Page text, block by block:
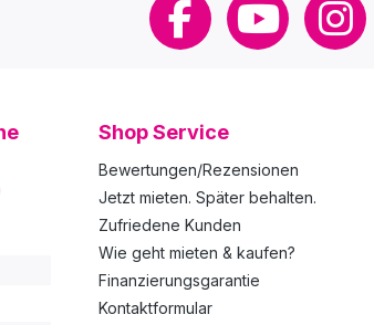
Shop Service
Bewertungen/Rezensionen
Jetzt mieten. Später behalten.
Zufriedene Kunden
Wie geht mieten & kaufen?
Finanzierungsgarantie
Kontaktformular